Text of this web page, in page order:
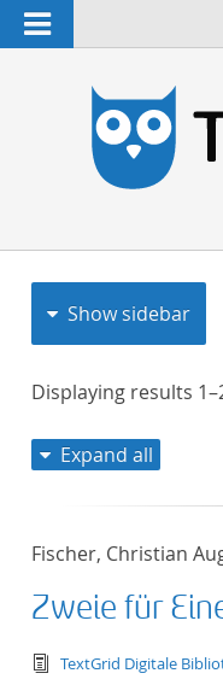
Navigation
Show sidebar
Displaying results
Expand all
Fischer, Christian
Zweie für
text/
TextGrid Digitale